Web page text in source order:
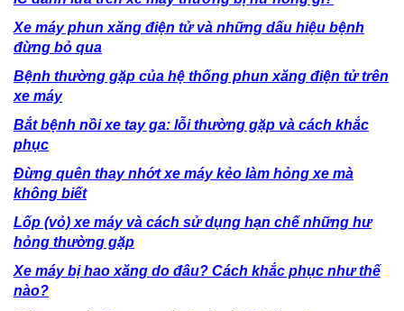
Xe máy phun xăng điện tử và những dấu hiệu bệnh
đừng bỏ qua
Bệnh thường gặp của hệ thống phun xăng điện tử trên
xe máy
Bắt bệnh nồi xe tay ga: lỗi thường gặp và cách khắc
phục
Đừng quên thay nhớt xe máy kẻo làm hỏng xe mà
không biết
Lốp (vỏ) xe máy và cách sử dụng hạn chế những hư
hỏng thường gặp
Xe máy bị hao xăng do đâu? Cách khắc phục như thế
nào?